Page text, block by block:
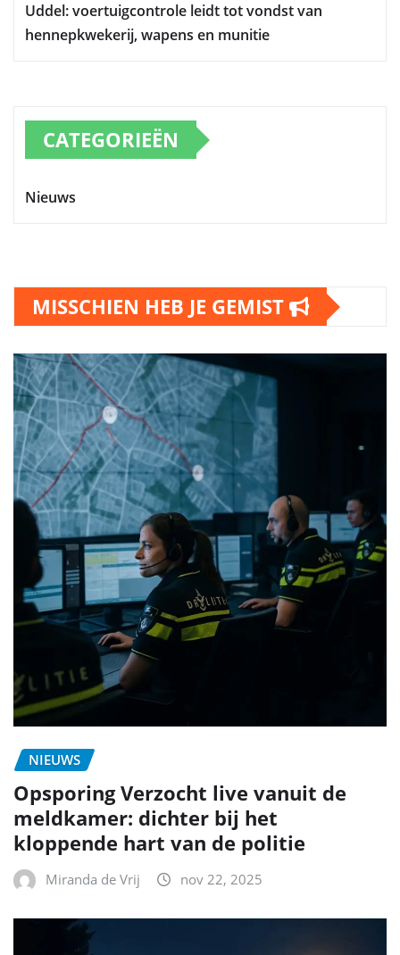
Uddel: voertuigcontrole leidt tot vondst van
hennepkwekerij, wapens en munitie
CATEGORIEËN
Nieuws
MISSCHIEN HEB JE GEMIST
NIEUWS
Opsporing Verzocht live vanuit de
meldkamer: dichter bij het
kloppende hart van de politie
Miranda de Vrij nov 22, 2025